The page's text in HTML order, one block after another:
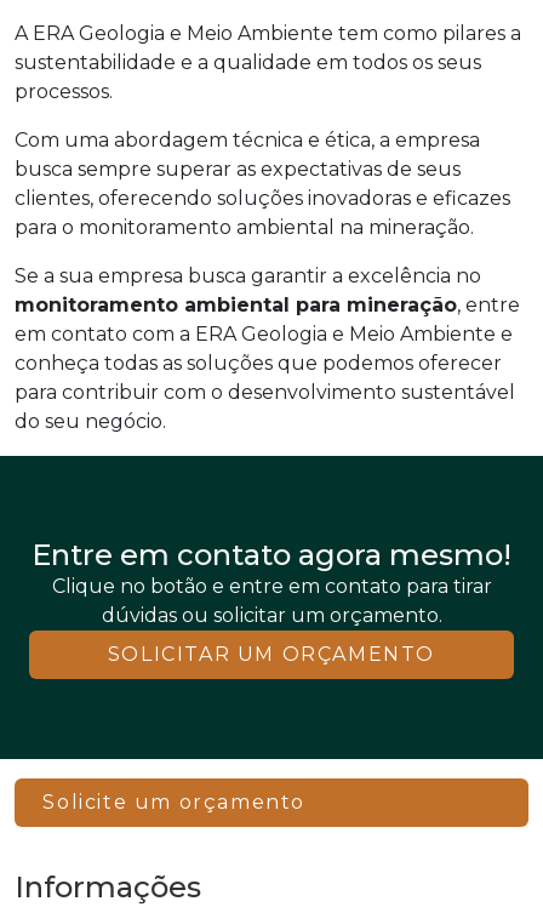
A ERA Geologia e Meio Ambiente tem como pilares a
sustentabilidade e a qualidade em todos os seus
processos.
Com uma abordagem técnica e ética, a empresa
busca sempre superar as expectativas de seus
clientes, oferecendo soluções inovadoras e eficazes
para o monitoramento ambiental na mineração.
Se a sua empresa busca garantir a excelência no
monitoramento ambiental para mineração, entre
em contato com a ERA Geologia e Meio Ambiente e
conheça todas as soluções que podemos oferecer
para contribuir com o desenvolvimento sustentável
do seu negócio.
Entre em contato agora mesmo!
Clique no botão e entre em contato para tirar
dúvidas ou solicitar um orçamento.
SOLICITAR UM ORÇAMENTO
Solicite um orçamento
Informações